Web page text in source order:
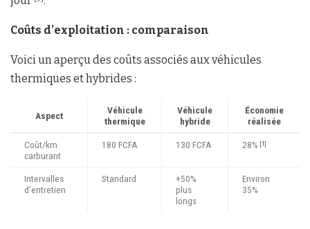
Coûts d’exploitation : comparaison
Voici un aperçu des coûts associés aux véhicules
thermiques et hybrides :
Aspect
Véhicule
thermique
Véhicule
hybride
Économie
réalisée
Coût/km
carburant
180 FCFA 130 FCFA 28% [1]
Intervalles
d’entretien
Standard
+50%
plus
longs
Environ
35%